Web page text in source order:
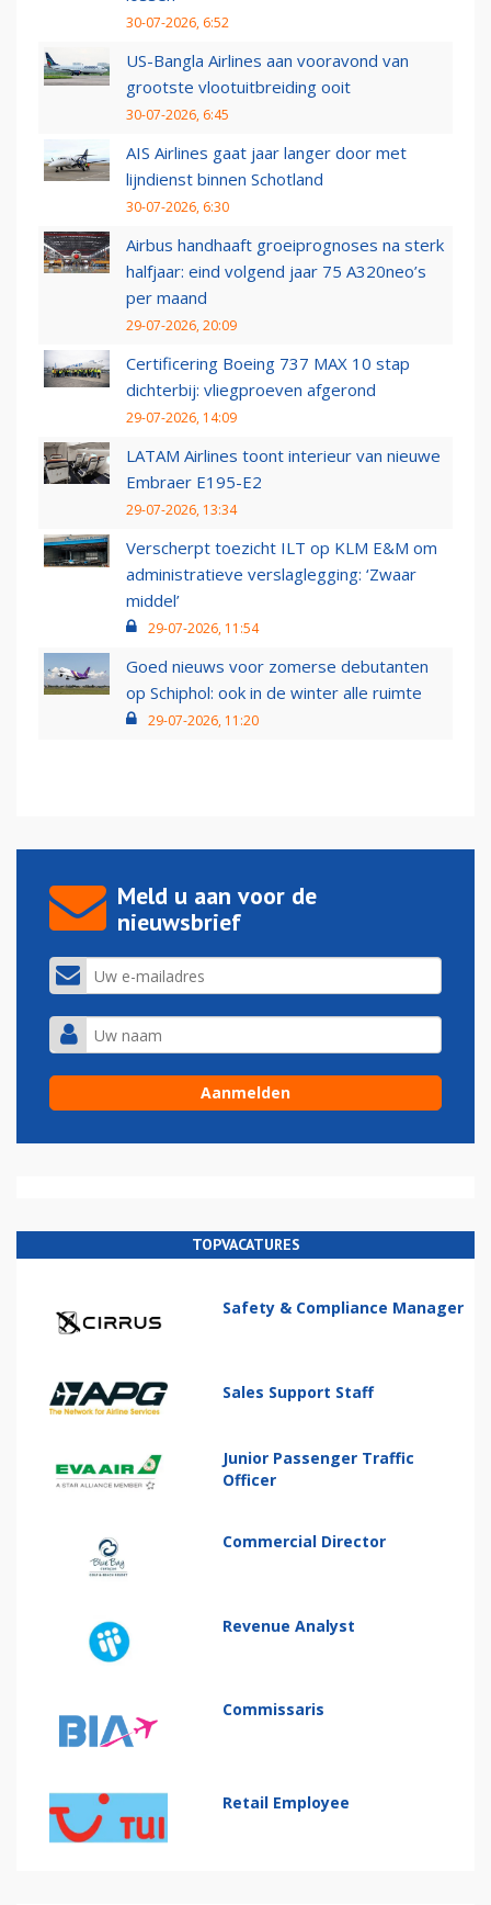
30-07-2026, 6:52
US-Bangla Airlines aan vooravond van
grootste vlootuitbreiding ooit
30-07-2026, 6:45
AIS Airlines gaat jaar langer door met
lijndienst binnen Schotland
30-07-2026, 6:30
Airbus handhaaft groeiprognoses na sterk
halfjaar: eind volgend jaar 75 A320neo’s
per maand
29-07-2026, 20:09
Certificering Boeing 737 MAX 10 stap
dichterbij: vliegproeven afgerond
29-07-2026, 14:09
LATAM Airlines toont interieur van nieuwe
Embraer E195-E2
29-07-2026, 13:34
Verscherpt toezicht ILT op KLM E&M om
administratieve verslaglegging: ‘Zwaar
middel’
29-07-2026, 11:54
Goed nieuws voor zomerse debutanten
op Schiphol: ook in de winter alle ruimte
29-07-2026, 11:20
Meld u aan voor de
nieuwsbrief
TOPVACATURES
Safety & Compliance Manager
Sales Support Staff
Junior Passenger Traffic
Officer
Commercial Director
Revenue Analyst
Commissaris
Retail Employee